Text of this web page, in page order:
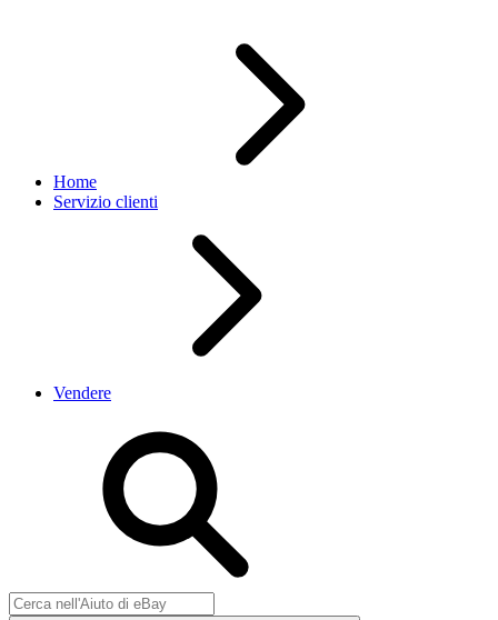
Home
Servizio clienti
Vendere